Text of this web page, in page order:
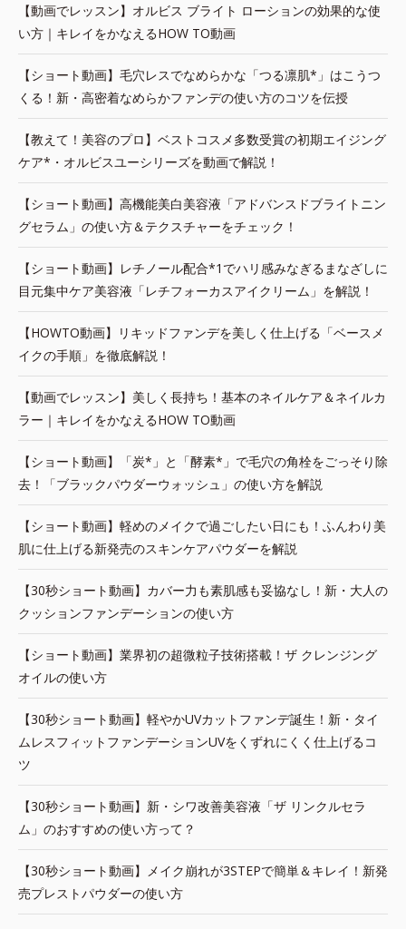
【動画でレッスン】オルビス ブライト ローションの効果的な使
い方｜キレイをかなえるHOW TO動画
【ショート動画】毛穴レスでなめらかな「つる凛肌*」はこうつ
くる！新・高密着なめらかファンデの使い方のコツを伝授
【教えて！美容のプロ】ベストコスメ多数受賞の初期エイジング
ケア*・オルビスユーシリーズを動画で解説！
【ショート動画】高機能美白美容液「アドバンスドブライトニン
グセラム」の使い方＆テクスチャーをチェック！
【ショート動画】レチノール配合*1でハリ感みなぎるまなざしに
目元集中ケア美容液「レチフォーカスアイクリーム」を解説！
【HOWTO動画】リキッドファンデを美しく仕上げる「ベースメ
イクの手順」を徹底解説！
【動画でレッスン】美しく長持ち！基本のネイルケア＆ネイルカ
ラー｜キレイをかなえるHOW TO動画
【ショート動画】「炭*」と「酵素*」で毛穴の角栓をごっそり除
去！「ブラックパウダーウォッシュ」の使い方を解説
【ショート動画】軽めのメイクで過ごしたい日にも！ふんわり美
肌に仕上げる新発売のスキンケアパウダーを解説
【30秒ショート動画】カバー力も素肌感も妥協なし！新・大人の
クッションファンデーションの使い方
【ショート動画】業界初の超微粒子技術搭載！ザ クレンジング
オイルの使い方
【30秒ショート動画】軽やかUVカットファンデ誕生！新・タイ
ムレスフィットファンデーションUVをくずれにくく仕上げるコ
ツ
【30秒ショート動画】新・シワ改善美容液「ザ リンクルセラ
ム」のおすすめの使い方って？
【30秒ショート動画】メイク崩れが3STEPで簡単＆キレイ！新発
売プレストパウダーの使い方